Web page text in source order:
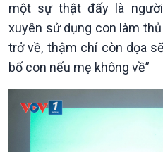
Kinh tế
Trước giờ mở cửa
Dòng chảy Kinh tế
Sức sống hàng Việt
một sự thật đấy là
xuyên sử dụng con làm
trở về, thậm chí còn dọa
bố con nếu mẹ không về”